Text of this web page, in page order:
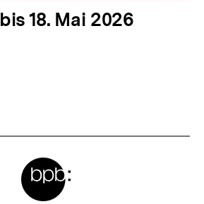
18. Mai 2026